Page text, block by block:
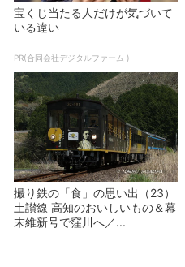
宝くじ当たる人だけが気づいて
いる違い
PR(合同会社デジタルファーム )
撮り鉄の「食」の思い出（23）
土讃線 高知のおいしいもの＆幕
末維新号で窪川へ／...